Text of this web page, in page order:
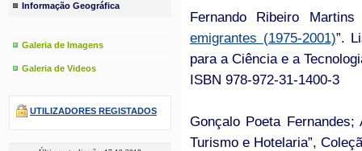
Fernando Ribeiro Martins
emigrantes (1975-2001)”.
para a Ciência e a
ISBN 978-972-31-1400-3
Gonçalo Poeta
Turismo e Hotelaria”,
Informação Geográfica
Galeria de Imagens
Galeria de Videos
UTILIZADORES REGISTADOS